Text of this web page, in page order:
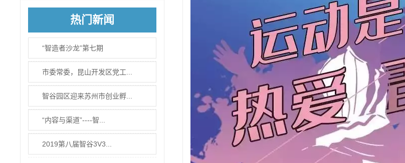
热门新闻
“智造者沙龙”第七期
市委常委，昆山开发区党工...
智谷园区迎来苏州市创业孵...
“内容与渠道”----智...
2019第八届智谷3V3...